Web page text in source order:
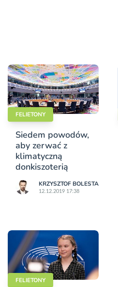
FELIETONY
Siedem powodów,
aby zerwać z
klimatyczną
donkiszoterią
KRZYSZTOF BOLESTA
12.12.2019 17:38
FELIETONY